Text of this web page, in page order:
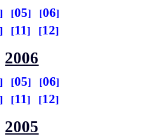
05
06
11 12
2006
05
06
11 12
2005